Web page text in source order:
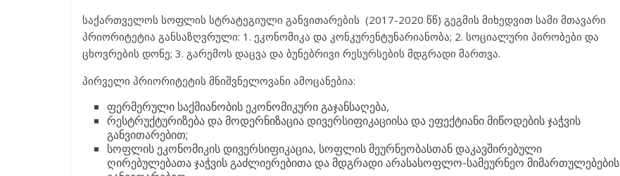
საქართველოს სოფლის სტრატეგიული განვითარების (2017-2020 წწ) გეგმის მიხედვით სამი მთავარი
პრიორიტეტია განსაზღვრული: 1. ეკონომიკა და კონკურენტუნარიანობა; 2. სოციალური პირობები და
ცხოვრების დონე; 3. გარემოს დაცვა და ბუნებრივი რესურსების მდგრადი მართვა.
პირველი პრიორიტეტის მნიშვნელოვანი ამოცანებია:
ფერმერული საქმიანობის ეკონომიკური გაჯანსაღება,
რესტრუქტურიზება და მოდერნიზაცია დივერსიფიკაციისა და ეფექტიანი მიწოდების ჯაჭვის
განვითარებით;
სოფლის ეკონომიკის დივერსიფიკაცია, სოფლის მეურნეობასთან დაკავშირებული
ღირებულებათა ჯაჭვის გაძლიერებითა და მდგრადი არასასოფლო-სამეურნეო მიმართულებების